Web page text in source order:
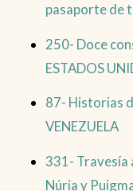
pasaporte de
250- Doce
ESTADOS
87- Historias
VENEZUELA
331- Travesía
Núria y